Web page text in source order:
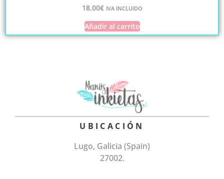
18,00€ IVA INCLUIDO
Añadir al carrito
UBICACIÓN
Lugo, Galicia (Spain)
27002.